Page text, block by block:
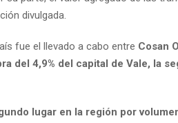
divulgada.
fue el llevado a cabo entre Cosan
del 4,9% del capital de Vale, la
lugar en la región por